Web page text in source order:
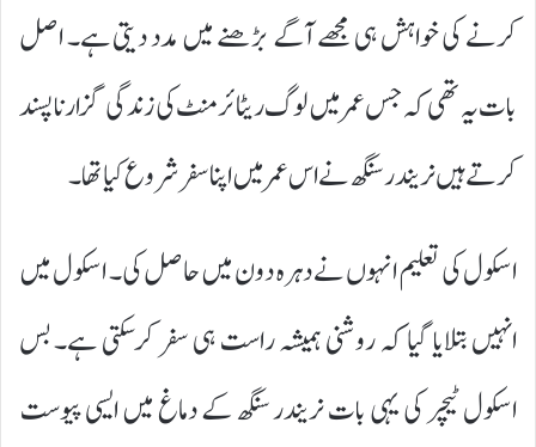
کرنے کی خواہش ہی مجھے آگے بڑھنے میں مدد دیتی ہے۔ اصل
بات یہ تھی کہ جس عمر میں لوگ ریٹائرمنٹ کی زندگی گزارنا پسند
کرتے ہیں نریندر سنگھ نے اس عمر میں اپنا سفر شروع کیا تھا۔
اسکول کی تعلیم انہوں نے دہرہ دون میں حاصل کی۔ اسکول میں
انہیں بتلایا گیا کہ روشنی ہمیشہ راست ہی سفر کرسکتی ہے۔ بس
اسکول ٹیچر کی یہی بات نریندر سنگھ کے دماغ میں ایسی پیوست